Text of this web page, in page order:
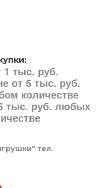
1 тыс. руб.
от 5 тыс. руб.
количестве
тыс. руб. любых
тел.